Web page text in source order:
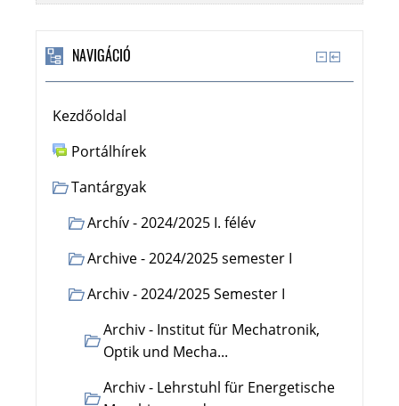
NAVIGÁCIÓ
Kezdőoldal
Portálhírek
Tantárgyak
Archív - 2024/2025 I. félév
Archive - 2024/2025 semester I
Archiv - 2024/2025 Semester I
Archiv - Institut für Mechatronik,
Optik und Mecha...
Archiv - Lehrstuhl für Energetische